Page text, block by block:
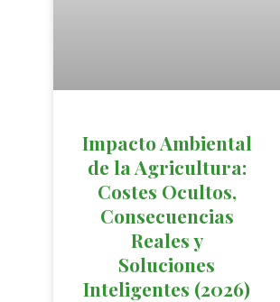
Impacto Ambiental
de la Agricultura:
Costes Ocultos,
Consecuencias
Reales y
Soluciones
Inteligentes (2026)